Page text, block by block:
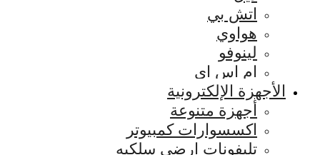
اتش بي
هواوي
لينوفو
ام اس اي
الأجهزة الإلكترونية
أجهزة متنوعة
اكسسوارات كمبيوتر
تليفونات ارضي سلكيه